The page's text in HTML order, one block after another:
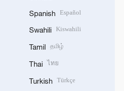
Spanish Español
Swahili Kiswahili
Tamil தமிழ்
Thai ไทย
Turkish Türkçe